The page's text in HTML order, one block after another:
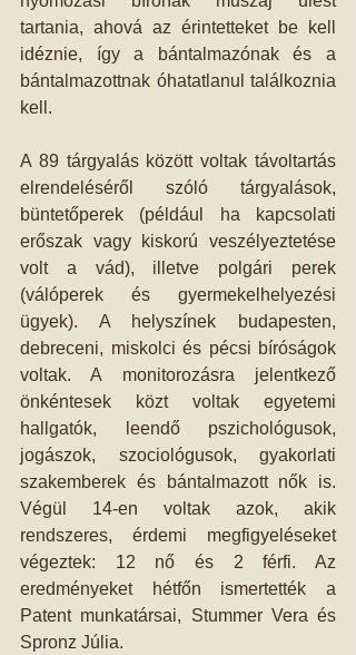
tartania, ahová az érintetteket be kell
idéznie, így a bántalmazónak és a
bántalmazottnak óhatatlanul találkoznia
kell.
A 89 tárgyalás között voltak távoltartás
elrendeléséről szóló tárgyalások,
büntetőperek (például ha kapcsolati
erőszak vagy kiskorú veszélyeztetése
volt a vád), illetve polgári perek
(válóperek és gyermekelhelyezési
ügyek). A helyszínek budapesten,
debreceni, miskolci és pécsi bíróságok
voltak. A monitorozásra jelentkező
önkéntesek közt voltak egyetemi
hallgatók, leendő pszichológusok,
jogászok, szociológusok, gyakorlati
szakemberek és bántalmazott nők is.
Végül 14-en voltak azok, akik
rendszeres, érdemi megfigyeléseket
végeztek: 12 nő és 2 férfi. Az
eredményeket hétfőn ismertették a
Patent munkatársai, Stummer Vera és
Spronz Júlia.